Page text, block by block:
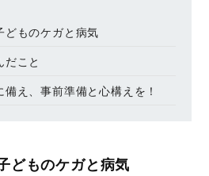
どものケガと病気
こと
え、事前準備と心構えを！
どものケガと病気